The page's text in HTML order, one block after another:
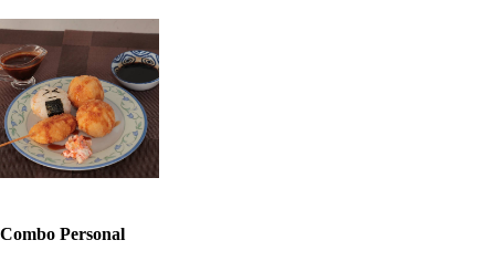
Combo Personal